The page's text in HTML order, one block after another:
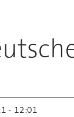
- 12:01